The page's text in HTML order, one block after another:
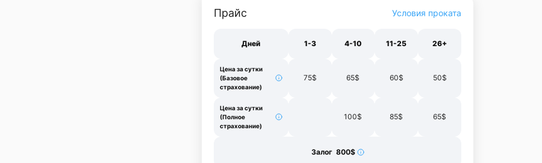
Прайс Условия проката
Дней 1-3 4-10 11-25 26+
Цена за сутки
(Базовое
страхование)
75$ 65$ 60$ 50$
Цена за сутки
(Полное
страхование)
100$ 85$ 65$
Залог 800$